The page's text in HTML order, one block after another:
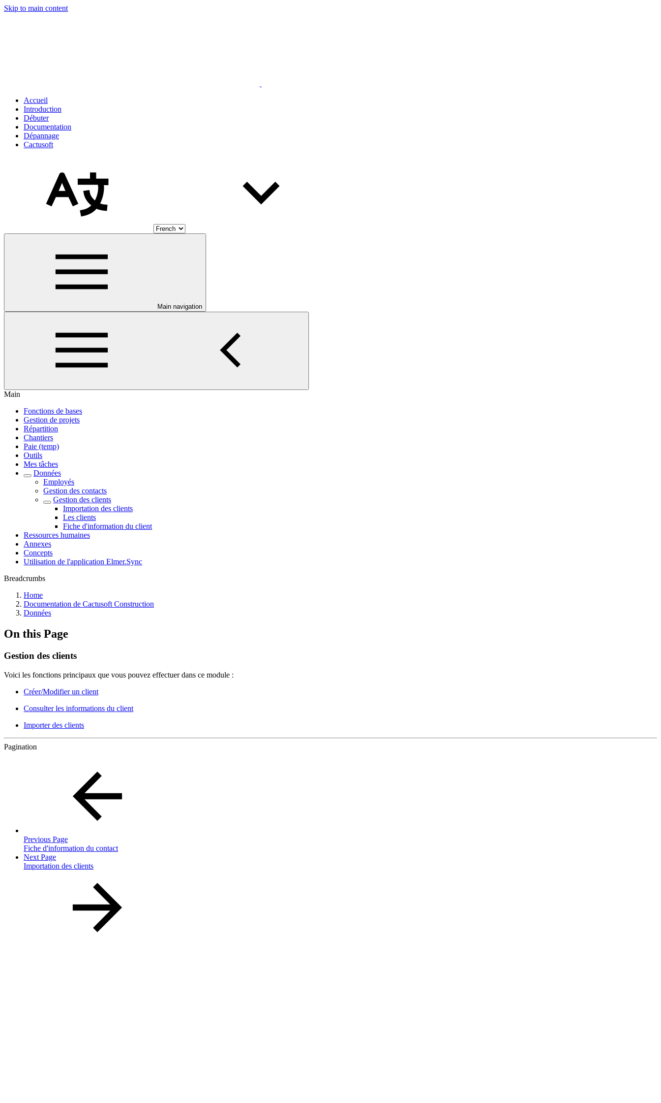
Skip to main content
Accueil
Introduction
Débuter
Documentation
Dépannage
Cactusoft
Main navigation
Main
Fonctions de bases
Gestion de projets
Répartition
Chantiers
Paie (temp)
Outils
Mes tâches
Données
Employés
Gestion des contacts
Gestion des clients
Importation des clients
Les clients
Fiche d'information du client
Ressources humaines
Annexes
Concepts
Utilisation de l'application Elmer.Sync
Breadcrumbs
Home
Documentation de Cactusoft Construction
Données
On this Page
Gestion des clients
Voici les fonctions principaux que vous pouvez effectuer dans ce module :
Créer/Modifier un client
Consulter les informations du client
Importer des clients
Pagination
Previous Page
Fiche d'information du contact
Next Page
Importation des clients